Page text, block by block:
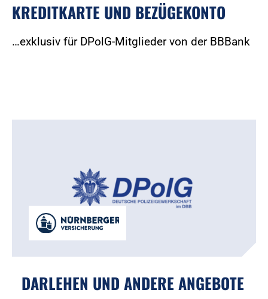
KREDITKARTE UND BEZÜGEKONTO
…exklusiv für DPolG-Mitglieder von der BBBank
DARLEHEN UND ANDERE ANGEBOTE